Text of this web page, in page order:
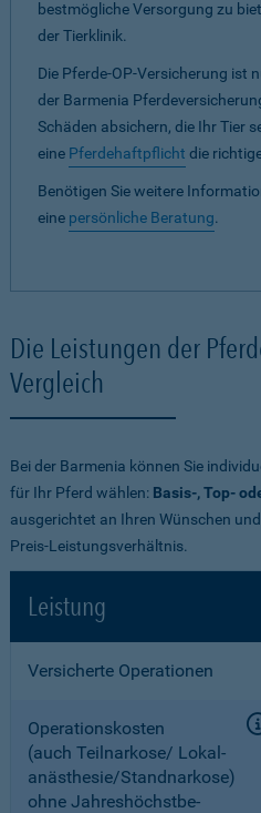
bestmögliche Versorgung zu
der Tierklinik.
Die Pferde-OP-Versicherung ist
der Barmenia
Schäden absichern, die Ihr Tier
eine Pferdehaftpflicht die
Benötigen Sie weitere
eine persönliche Beratung.
Die Leistungen der
Vergleich
Bei der Barmenia können Sie
für Ihr Pferd wählen: Basis-, Top-
ausgerichtet an Ihren Wünschen
Preis-Leistungsverhältnis.
Leistung
Versicherte Operationen
Operationskosten
(auch Teilnarkose/ Lokal­
anästhesie/Standnarkose)
ohne Jahreshöchstbe­